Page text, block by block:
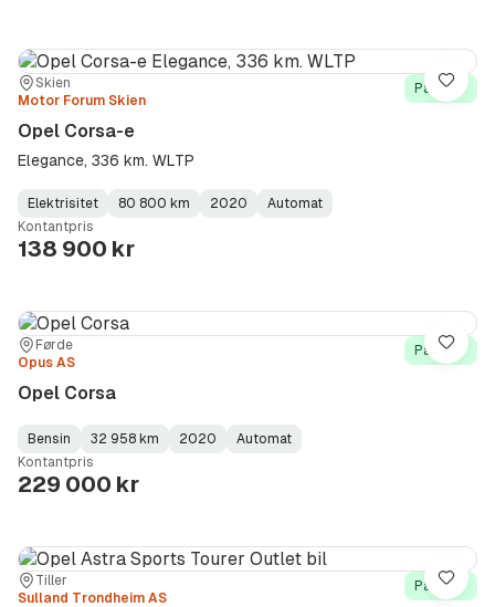
Sted:
Skien
Forhandler:
Motor Forum Skien
På lager
Opel Corsa-e
Elegance, 336 km. WLTP
Fuel
Type:
Elektrisitet
Kilometerstand:
80 800 km
Model
Year:
2020
Gearbox
Type:
Automat
Kontantpris
138 900 kr
Lagre
Sted:
Førde
Forhandler:
Opus AS
På lager
Opel Corsa
Fuel
Type:
Bensin
Kilometerstand:
32 958 km
Model
Year:
2020
Gearbox
Type:
Automat
Kontantpris
229 000 kr
Lagre
Sted:
Tiller
Forhandler:
Sulland Trondheim AS
På lager
Lagre